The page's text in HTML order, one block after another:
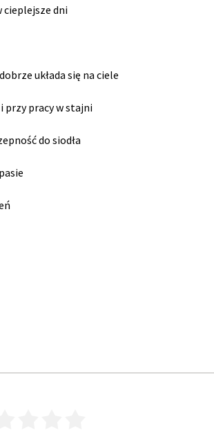
cieplejsze dni
układa się na ciele
przy pracy w stajni
do siodła